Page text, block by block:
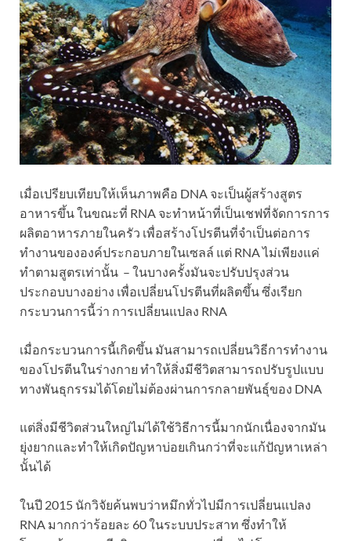
เมื่อเปรียบเทียบให้เห็นภาพคือ DNA จะเป็นผู้สร้างสูตร
อาหารขึ้น ในขณะที่ RNA จะทำหน้าที่เป็นเชฟที่จัดการการ
ผลิตอาหารภายในครัว เพื่อสร้างโปรตีนที่จำเป็นต่อการ
ทำงานขององค์ประกอบภายในเซลล์ แต่ RNA ไม่เพียงแค่
ทำตามสูตรเท่านั้น – ในบางครั้งมันจะปรับปรุงส่วน
ประกอบบางอย่าง เพื่อเปลี่ยนโปรตีนที่ผลิตขึ้น ซึ่งเรียก
กระบวนการนี้ว่า การเปลี่ยนแปลง RNA
เมื่อกระบวนการนี้เกิดขึ้น มันสามารถเปลี่ยนวิธีการทำงาน
ของโปรตีนในร่างกาย ทำให้สิ่งมีชีวิตสามารถปรับรูปแบบ
ทางพันธุกรรมได้โดยไม่ต้องผ่านการกลายพันธุ์ของ DNA
แต่สิ่งมีชีวิตส่วนใหญ่ไม่ได้ใช้วิธีการนี้มากนักเนื่องจากมัน
ยุ่งยากและทำให้เกิดปัญหาบ่อยเกินกว่าที่จะแก้ปัญหาเหล่า
นั้นได้
ในปี 2015 นักวิจัยค้นพบว่าหมึกทั่วไปมีการเปลี่ยนแปลง
RNA มากกว่าร้อยละ 60 ในระบบประสาท ซึ่งทำให้